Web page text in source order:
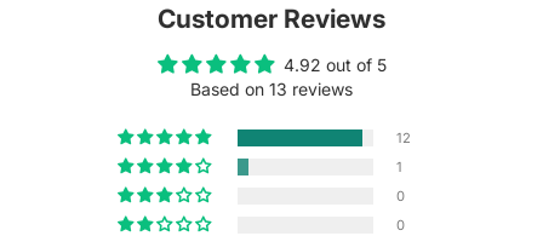
Customer Reviews
4.92 out of 5
Based on 13 reviews
12
1
0
0